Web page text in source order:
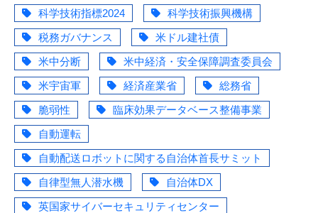
科学技術指標2024
科学技術振興機構
税務ガバナンス
米ドル建社債
米中分断
米中経済・安全保障調査委員会
米宇宙軍
経済産業省
総務省
脆弱性
臨床効果データベース整備事業
自動運転
自動配送ロボットに関する自治体首長サミット
自律型無人潜水機
自治体DX
英国家サイバーセキュリティセンター